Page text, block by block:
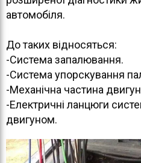
автомобіля.
До таких відносяться:
-Система запалювання.
-Система упорскування
-Механічна частина
-Електричні ланцюги
двигуном.